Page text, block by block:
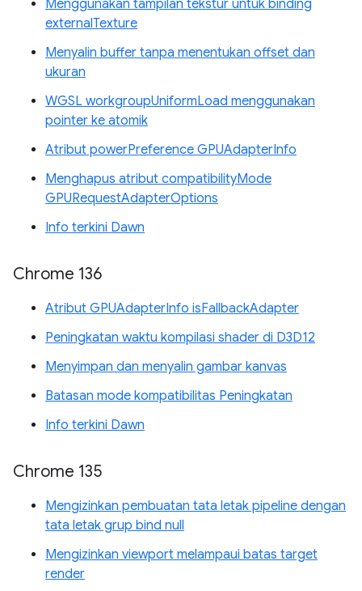
Menggunakan tampilan tekstur untuk binding
externalTexture
Menyalin buffer tanpa menentukan offset dan
ukuran
WGSL workgroupUniformLoad menggunakan
pointer ke atomik
Atribut powerPreference GPUAdapterInfo
Menghapus atribut compatibilityMode
GPURequestAdapterOptions
Info terkini Dawn
Chrome 136
Atribut GPUAdapterInfo isFallbackAdapter
Peningkatan waktu kompilasi shader di D3D12
Menyimpan dan menyalin gambar kanvas
Batasan mode kompatibilitas Peningkatan
Info terkini Dawn
Chrome 135
Mengizinkan pembuatan tata letak pipeline dengan
tata letak grup bind null
Mengizinkan viewport melampaui batas target
render